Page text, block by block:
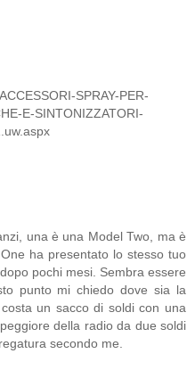
SPRAY-PER-
E-SINTONIZZATORI-
una è una Model Two, ma è
ha presentato lo stesso tuo
pochi mesi. Sembra essere
punto mi chiedo dove sia la
un sacco di soldi con una
della radio da due soldi
secondo me.